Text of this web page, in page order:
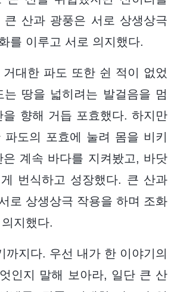
큰 산과 광풍은 서로 상생상극
를 이루고 서로 의지했다.
대한 파도 또한 쉰 적이 없었
는 땅을 넓히려는 발걸음을 멈
향해 거듭 포효했다. 하지만
파도의 포효에 눌려 몸을 비키
계속 바다를 지켜봤고, 바닷
번식하고 성장했다. 큰 산과
로 상생상극 작용을 하며 조화
지했다.
까지다. 우선 내가 한 이야기의
인지 말해 보아라, 일단 큰 산